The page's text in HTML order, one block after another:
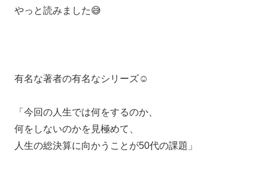
やっと読みました😅
有名な著者の有名なシリーズ☺️
「今回の人生では何をするのか、
何をしないのかを見極めて、
人生の総決算に向かうことが50代の課題」